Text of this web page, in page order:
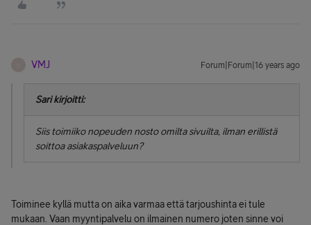
VMJ Forum|Forum|16 years ago
Sari kirjoitti:
Siis toimiiko nopeuden nosto omilta sivuilta, ilman erillistä
soittoa asiakaspalveluun?
Toiminee kyllä mutta on aika varmaa että tarjoushinta ei tule
mukaan. Vaan myyntipalvelu on ilmainen numero joten sinne voi